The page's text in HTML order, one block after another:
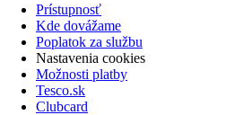
Prístupnosť
Kde dovážame
Poplatok za službu
Nastavenia cookies
Možnosti platby
Tesco.sk
Clubcard